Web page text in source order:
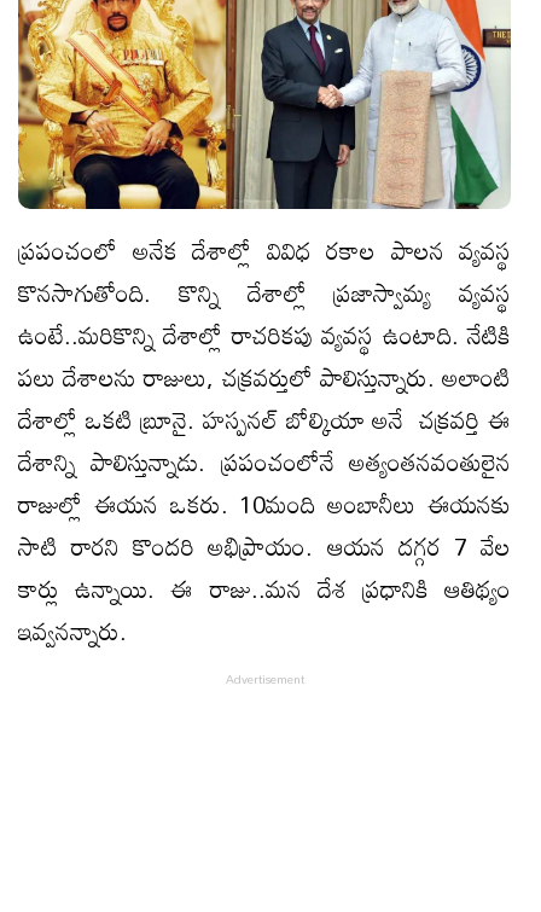
ప్రపంచంలో అనేక దేశాల్లో వివిధ రకాల పాలన వ్యవస్థ
కొనసాగుతోంది. కొన్ని దేశాల్లో ప్రజాస్వామ్య వ్యవస్థ
ఉంటే..మరికొన్ని దేశాల్లో రాచరికపు వ్యవస్థ ఉంటాది. నేటికి
పలు దేశాలను రాజులు, చక్రవర్తులో పాలిస్తున్నారు. అలాంటి
దేశాల్లో ఒకటి బ్రూనై. హస్పనల్ బోల్కియా అనే చక్రవర్తి ఈ
దేశాన్ని పాలిస్తున్నాడు. ప్రపంచంలోనే అత్యంతనవంతులైన
రాజుల్లో ఈయన ఒకరు. 10మంది అంబానీలు ఈయనకు
సాటి రారని కొందరి అభిప్రాయం. ఆయన దగ్గర 7 వేల
కార్లు ఉన్నాయి. ఈ రాజు..మన దేశ ప్రధానికి ఆతిథ్యం
ఇవ్వనన్నారు.